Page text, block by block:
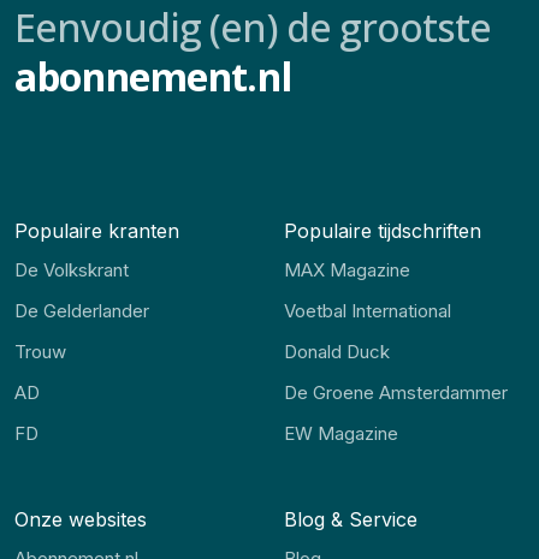
Eenvoudig (en) de grootste
abonnement.nl
Populaire kranten
De Volkskrant
De Gelderlander
Trouw
AD
FD
Populaire tijdschriften
MAX Magazine
Voetbal International
Donald Duck
De Groene Amsterdammer
EW Magazine
Onze websites Blog & Service